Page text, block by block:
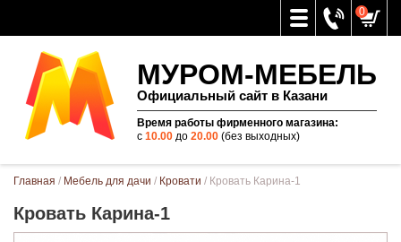
0
МУРОМ-МЕБЕЛЬ
Официальный сайт в Казани
Время работы фирменного магазина:
с 10.00до 20.00(без выходных)
Вы здесь
Главная / Мебель для дачи / Кровати / Кровать Карина-1
Кровать Карина-1